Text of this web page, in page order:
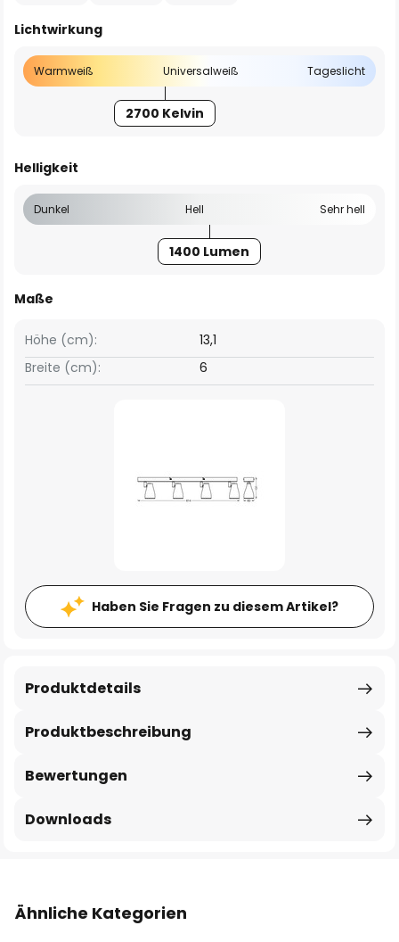
Lichtwirkung
Warmweiß Universalweiß Tageslicht
2700 Kelvin
Helligkeit
Dunkel Hell Sehr hell
1400 Lumen
Maße
Breite (cm): 6
Höhe (cm): 13,1
Haben Sie Fragen zu diesem Artikel?
Produktbeschreibung
Produktdetails
Bewertungen
Downloads
Ähnliche Kategorien